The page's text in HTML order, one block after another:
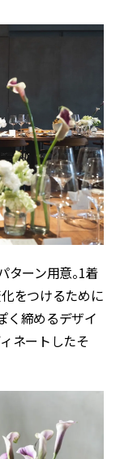
ターン用意。1着
をつけるために
く締めるデザイ
ネートしたそ